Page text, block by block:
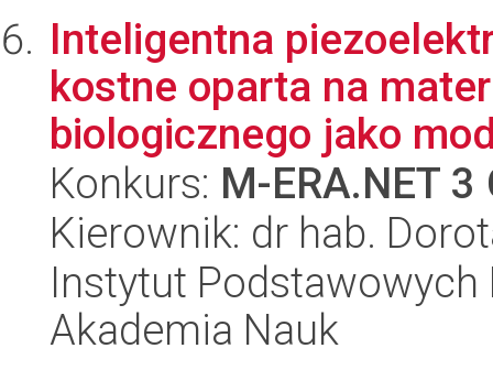
Inteligentna
kostne oparta na
biologicznego jako
Konkurs: M-ERA.NET
Kierownik: dr hab.
Instytut
Akademia Nauk